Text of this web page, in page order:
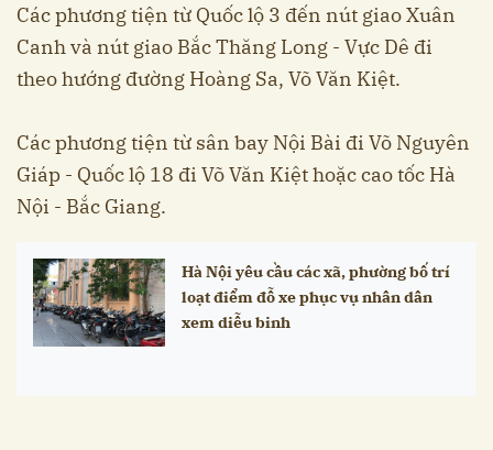
Các phương tiện từ Quốc lộ 3 đến nút giao Xuân
Canh và nút giao Bắc Thăng Long - Vực Dê đi
theo hướng đường Hoàng Sa, Võ Văn Kiệt.
Các phương tiện từ sân bay Nội Bài đi Võ Nguyên
Giáp - Quốc lộ 18 đi Võ Văn Kiệt hoặc cao tốc Hà
Nội - Bắc Giang.
Hà Nội yêu cầu các xã, phường bố trí
loạt điểm đỗ xe phục vụ nhân dân
xem diễu binh